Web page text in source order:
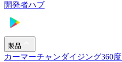
開発者ハブ
製品
カーマーチャンダイジング360